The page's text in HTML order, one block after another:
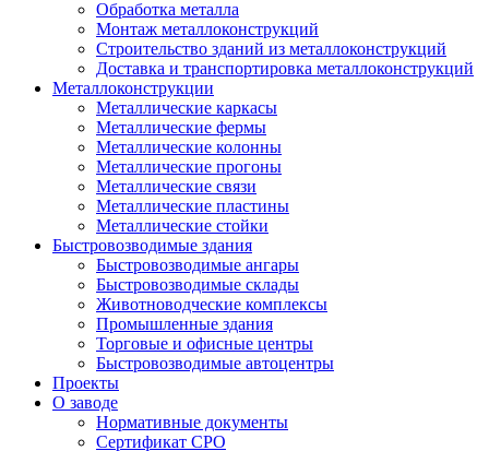
Обработка металла
Монтаж металлоконструкций
Строительство зданий из металлоконструкций
Доставка и транспортировка металлоконструкций
Металлоконструкции
Металлические каркасы
Металлические фермы
Металлические колонны
Металлические прогоны
Металлические связи
Металлические пластины
Металлические стойки
Быстровозводимые здания
Быстровозводимые ангары
Быстровозводимые склады
Животноводческие комплексы
Промышленные здания
Торговые и офисные центры
Быстровозводимые автоцентры
Проекты
О заводе
Нормативные документы
Сертификат СРО